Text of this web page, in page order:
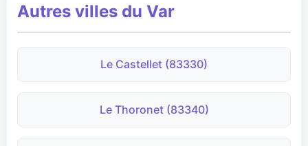
Autres villes du Var
Le Castellet (83330)
Le Thoronet (83340)